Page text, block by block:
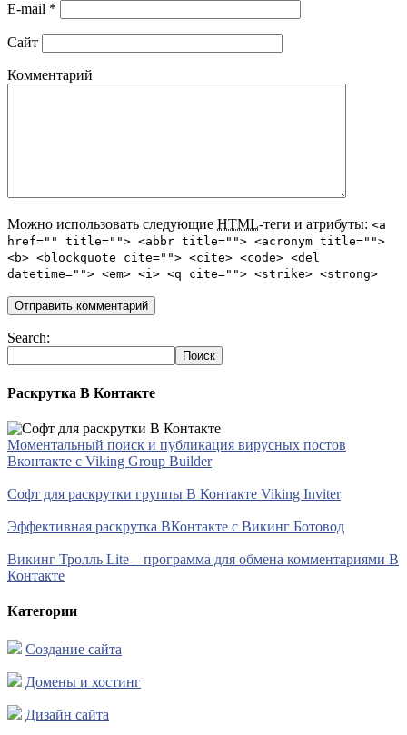
E-mail *
Сайт
Комментарий
Можно использовать следующие HTML-теги и атрибуты: <a
href="" title=""> <abbr title=""> <acronym title="">
<b> <blockquote cite=""> <cite> <code> <del
datetime=""> <em> <i> <q cite=""> <strike> <strong>
Search:
Раскрутка В Контакте
Моментальный поиск и публикация вирусных постов
Вконтакте с Viking Group Builder
Софт для раскрутки группы В Контакте Viking Inviter
Эффективная раскрутка ВКонтакте с Викинг Ботовод
Викинг Тролль Lite – программа для обмена комментариями В
Контакте
Категории
Создание сайта
Домены и хостинг
Дизайн сайта